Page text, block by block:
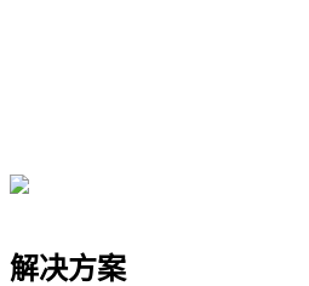
解决方案